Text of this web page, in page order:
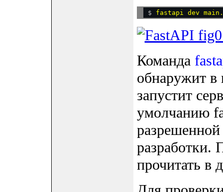
$
Команда
обнаружит
запустит
умолчанию
разработки.
прочитать в